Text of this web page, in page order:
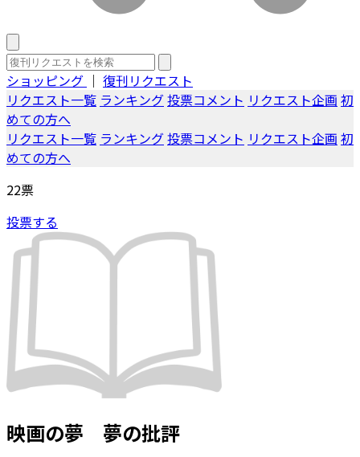
ショッピング ｜ 復刊リクエスト
リクエスト一覧 ランキング投票コメント リクエスト企画 初
めての方へ
リクエスト一覧 ランキング投票コメント リクエスト企画 初
めての方へ
22票
投票する
映画の夢 夢の批評